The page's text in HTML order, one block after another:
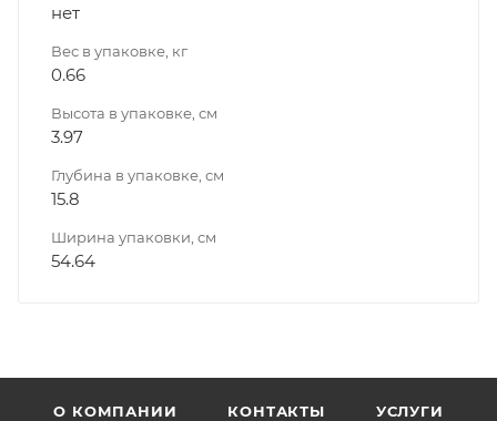
нет
Вес в упаковке, кг
0.66
Высота в упаковке, см
3.97
Глубина в упаковке, см
15.8
Ширина упаковки, см
54.64
О КОМПАНИИ КОНТАКТЫ УСЛУГИ